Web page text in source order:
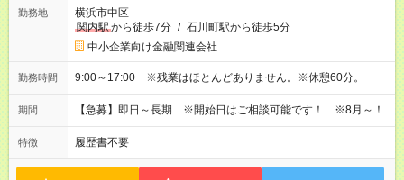
勤務地
横浜市中区
関内駅から徒歩7分 / 石川町駅から徒歩5分
中小企業向け金融関連会社
勤務時間 9:00～17:00 ※残業はほとんどありません。※休憩60分。
期間 【急募】即日～長期 ※開始日はご相談可能です！ ※8月～！
特徴 履歴書不要